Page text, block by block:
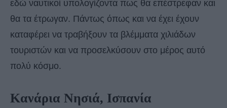
εδώ ναυτικοί υπολογίζοντα πως θα επέστρεφαν και
θα τα έτρωγαν. Πάντως όπως και να έχει έχουν
καταφέρει να τραβήξουν τα βλέμματα χιλιάδων
τουριστών και να προσελκύσουν στο μέρος αυτό
πολύ κόσμο.
Κανάρια Νησιά, Ισπανία